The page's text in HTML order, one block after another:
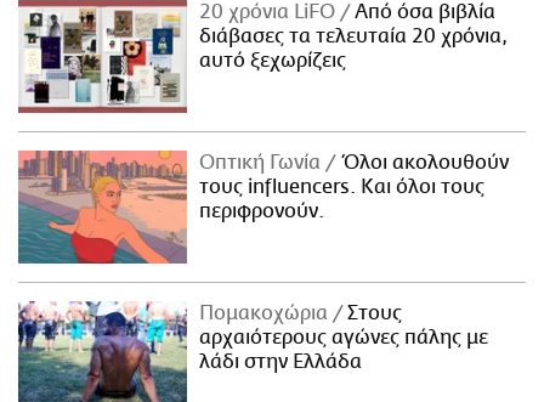
20 χρόνια LiFO
Από όσα βιβλία
διάβασες τα τελευταία 20 χρόνια,
αυτό ξεχωρίζεις
Οπτική Γωνία
Όλοι ακολουθούν
τους influencers. Και όλοι τους
περιφρονούν.
Πομακοχώρια
Στους
αρχαιότερους αγώνες πάλης με
λάδι στην Ελλάδα